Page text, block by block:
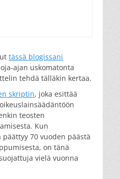
tässä blogissani
ajan uskomatonta
tehdä tälläkin kertaa.
skriptin, joka esittää
teosten
Kun
70 vuoden päästä
on tänä
vielä vuonna